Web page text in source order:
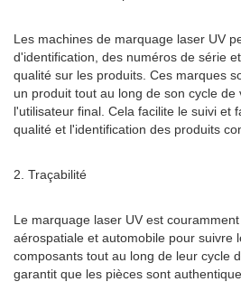
Les machines de marquage laser UV
d'identification, des numéros de série
qualité sur les produits. Ces marques
un produit tout au long de son cycle de
l'utilisateur final. Cela facilite le suivi et
qualité et l'identification des produits
2. Traçabilité
Le marquage laser UV est
aérospatiale et automobile pour suivre
composants tout au long de leur cycle
garantit que les pièces sont